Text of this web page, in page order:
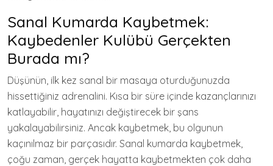
Sanal Kumarda Kaybetmek:
Kaybedenler Kulübü Gerçekten
Burada mı?
Düşünün, ilk kez sanal bir masaya oturduğunuzda
hissettiğiniz adrenalini. Kısa bir süre içinde kazançlarınızı
katlayabilir, hayatınızı değiştirecek bir şans
yakalayabilirsiniz. Ancak kaybetmek, bu olgunun
kaçınılmaz bir parçasıdır. Sanal kumarda kaybetmek,
çoğu zaman, gerçek hayatta kaybetmekten çok daha